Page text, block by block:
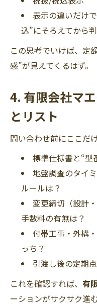
表示の違いだけ
込”にそろえてから判
この思考でいけば、定
感”が見えてくるはず。
4. 有限会社マ
とリスト
問い合わせ前にここだ
標準仕様書と“型
地盤調査のタイ
ルールは？
変更締切（設計
手数料の有無は？
付帯工事・外構
っち？
引渡し後の定期
これを確認すれば、 有
ーションがサクサク進